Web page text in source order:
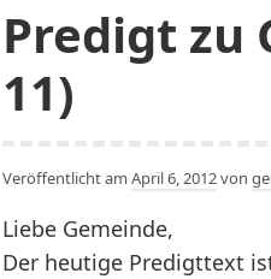
Predigt zu
11)
Veröffentlicht am April 6, 2012von
Liebe Gemeinde,
Der heutige Predigttext